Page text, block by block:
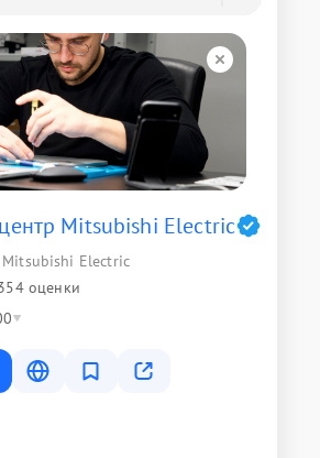
Mitsubishi Electric
Mitsubishi Electric
оценки